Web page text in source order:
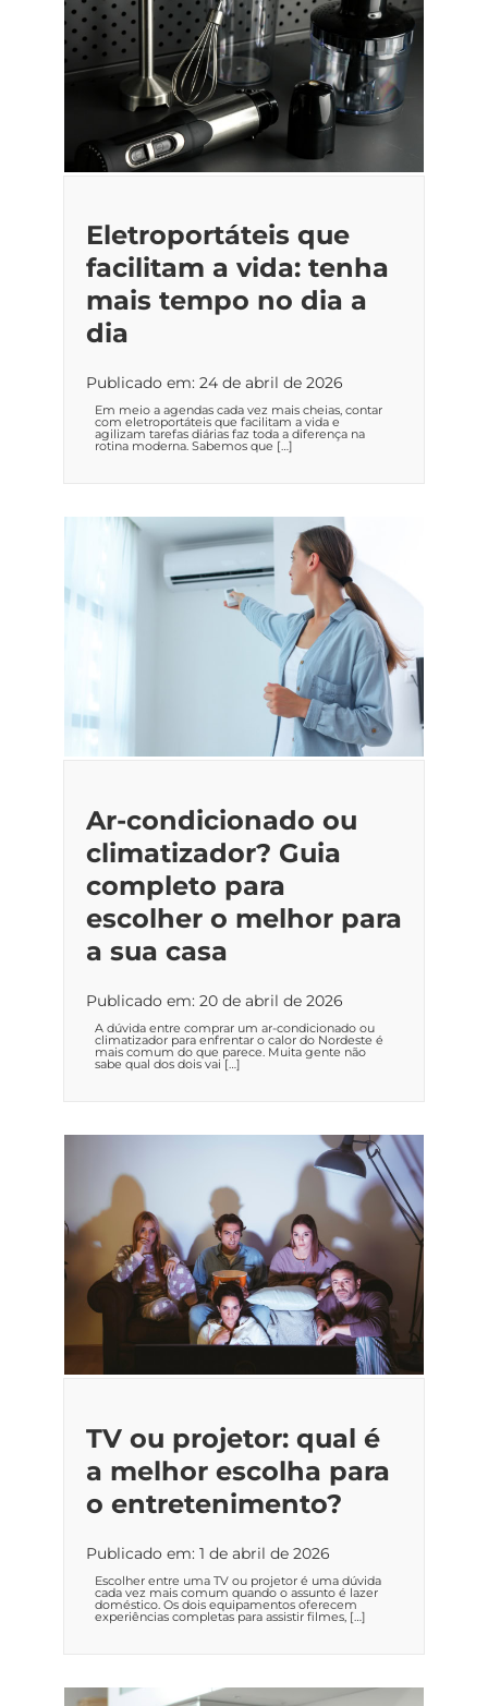
Eletroportáteis que
facilitam a vida: tenha
mais tempo no dia a
dia
Publicado em: 24 de abril de 2026
Em meio a agendas cada vez mais cheias, contar
com eletroportáteis que facilitam a vida e
agilizam tarefas diárias faz toda a diferença na
rotina moderna. Sabemos que […]
Ar-condicionado ou
climatizador? Guia
completo para
escolher o melhor para
a sua casa
Publicado em: 20 de abril de 2026
A dúvida entre comprar um ar-condicionado ou
climatizador para enfrentar o calor do Nordeste é
mais comum do que parece. Muita gente não
sabe qual dos dois vai […]
TV ou projetor: qual é
a melhor escolha para
o entretenimento?
Publicado em: 1 de abril de 2026
Escolher entre uma TV ou projetor é uma dúvida
cada vez mais comum quando o assunto é lazer
doméstico. Os dois equipamentos oferecem
experiências completas para assistir filmes, […]